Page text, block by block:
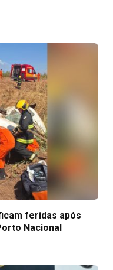
feridas após
Nacional